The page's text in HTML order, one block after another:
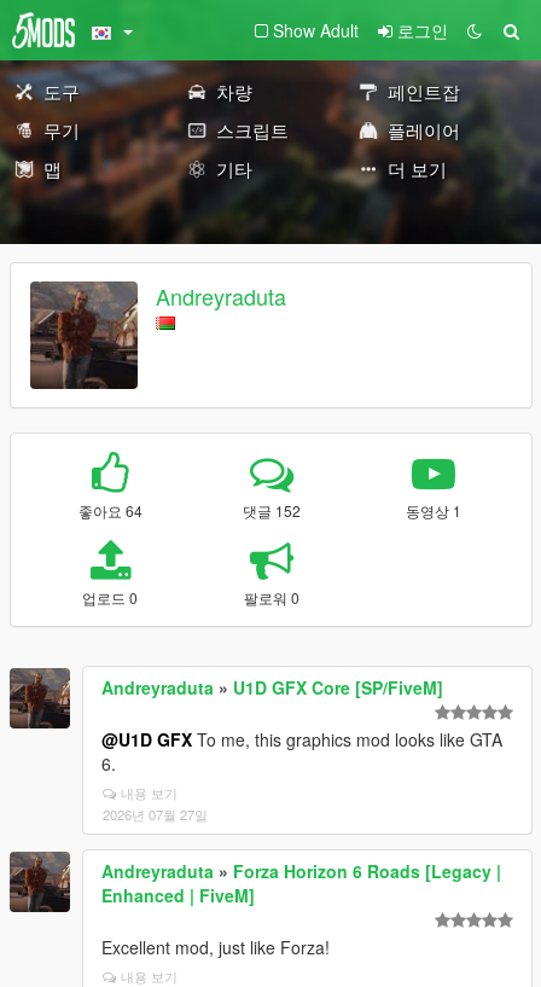
Show Adult 로그인
도구 차량
페인트잡
무기
스크립트
플레이어
맵
기타 더 보기
Andreyraduta
좋아요 64 댓글 152 동영상 1
업로드 0 팔로워 0
Andreyraduta » U1D GFX Core [SP/FiveM]
@U1D GFX To me, this graphics mod looks like GTA
6.
내용 보기
2026년 07월 27일
Andreyraduta » Forza Horizon 6 Roads [Legacy |
Enhanced | FiveM]
Excellent mod, just like Forza!
내용 보기